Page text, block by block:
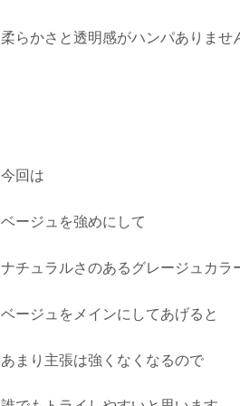
柔らかさと透明感がハンパありませ
今回は
ベージュを強めにして
ナチュラルさのあるグレージュカラ
ベージュをメインにしてあげると
あまり主張は強くなくなるので